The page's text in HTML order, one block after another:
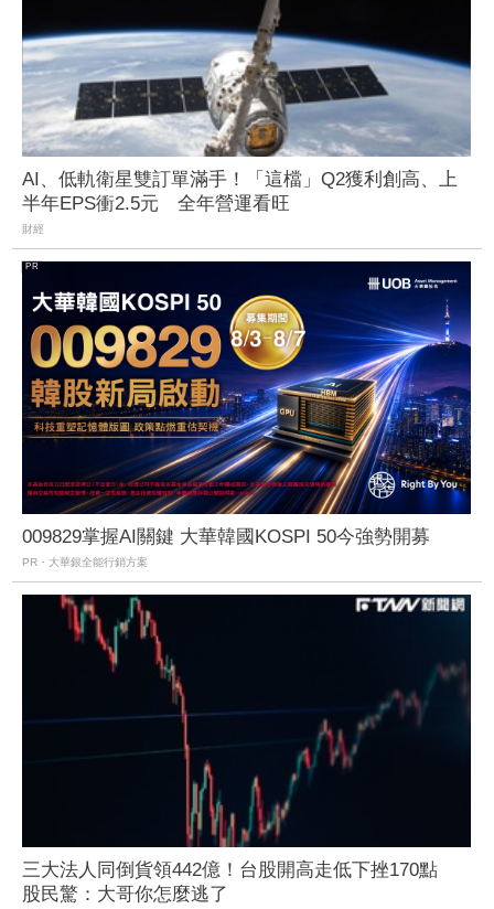
AI、低軌衛星雙訂單滿手！「這檔」Q2獲利創高、上
半年EPS衝2.5元 全年營運看旺
財經
009829掌握AI關鍵 大華韓國KOSPI 50今強勢開募
PR・大華銀全能行銷方案
三大法人同倒貨領442億！台股開高走低下挫170點
股民驚：大哥你怎麼逃了